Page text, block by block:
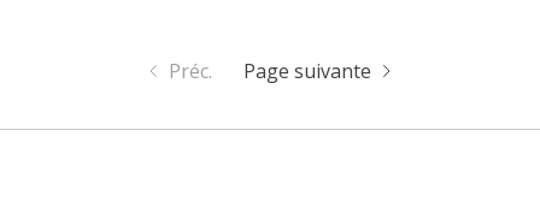
Préc. Page suivante